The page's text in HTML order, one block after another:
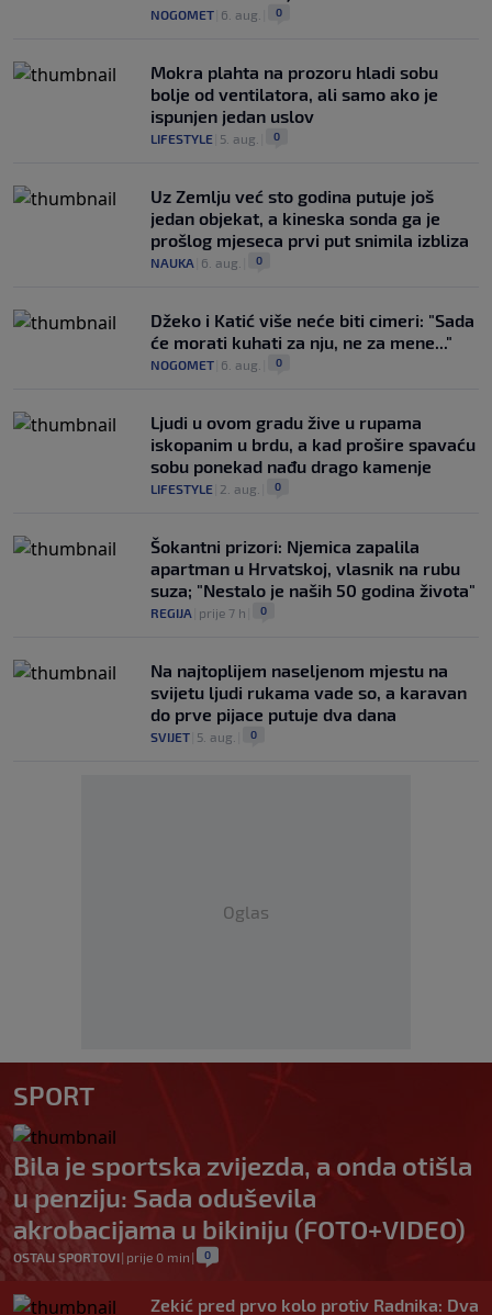
NOGOMET 6. aug. 0
Mokra plahta na prozoru hladi sobu
bolje od ventilatora, ali samo ako je
ispunjen jedan uslov
LIFESTYLE 5. aug. 0
Uz Zemlju već sto godina putuje još
jedan objekat, a kineska sonda ga je
prošlog mjeseca prvi put snimila izbliza
NAUKA 6. aug. 0
Džeko i Katić više neće biti cimeri: "Sada
će morati kuhati za nju, ne za mene..."
NOGOMET 6. aug. 0
Ljudi u ovom gradu žive u rupama
iskopanim u brdu, a kad prošire spavaću
sobu ponekad nađu drago kamenje
LIFESTYLE 2. aug. 0
Šokantni prizori: Njemica zapalila
apartman u Hrvatskoj, vlasnik na rubu
suza; "Nestalo je naših 50 godina života"
REGIJA prije 7 h 0
Na najtoplijem naseljenom mjestu na
svijetu ljudi rukama vade so, a karavan
do prve pijace putuje dva dana
SVIJET 5. aug. 0
Oglas
SPORT
Bila je sportska zvijezda, a onda otišla
u penziju: Sada oduševila
akrobacijama u bikiniju (FOTO+VIDEO)
OSTALI SPORTOVI| prije 0 min | 0
Zekić pred prvo kolo protiv Radnika: Dva